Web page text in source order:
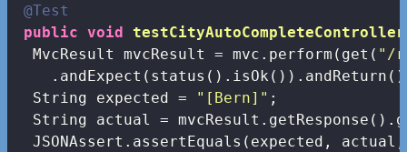
@Test
public void testCityAutoCompleteController
  MvcResult mvcResult = mvc.perform(get(
"/
  String expected =
"[Bern]" ;
String actual =
JSONAssert.assertEquals(expected,